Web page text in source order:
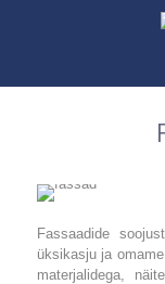
Fassaadide
üksikasju ja
materjalidega,